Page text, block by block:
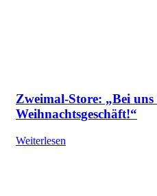
Zweimal-Store: „Bei
Weihnachtsgeschäft!“
Weiterlesen